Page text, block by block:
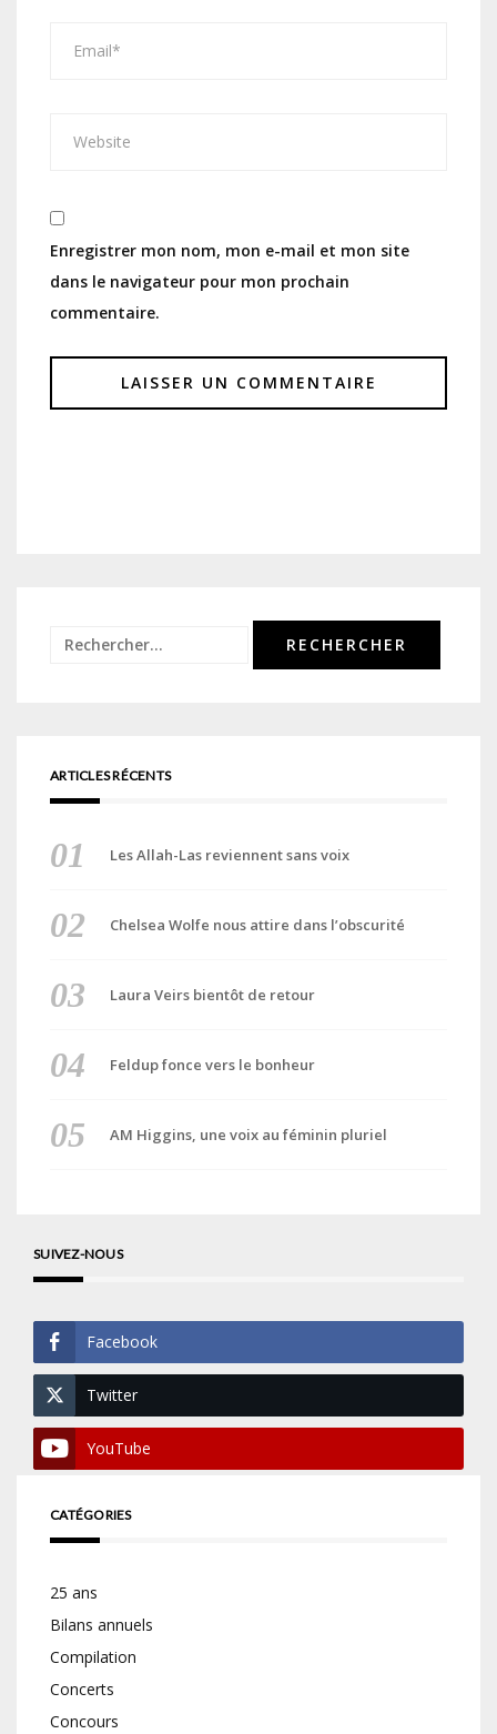
Enregistrer mon nom, mon e-mail et mon site
dans le navigateur pour mon prochain
commentaire.
Rechercher :
ARTICLES RÉCENTS
Les Allah-Las reviennent sans voix
Chelsea Wolfe nous attire dans l’obscurité
Laura Veirs bientôt de retour
Feldup fonce vers le bonheur
AM Higgins, une voix au féminin pluriel
SUIVEZ-NOUS
Facebook
Twitter
YouTube
CATÉGORIES
25 ans
Bilans annuels
Compilation
Concerts
Concours